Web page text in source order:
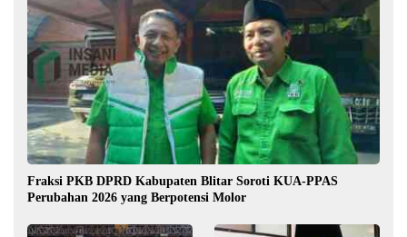
Fraksi PKB DPRD Kabupaten Blitar Soroti KUA-PPAS
Perubahan 2026 yang Berpotensi Molor